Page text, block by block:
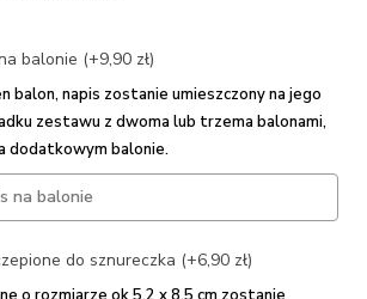
balonie (+9,90 zł)
balon, napis zostanie umieszczony na jego
zestawu z dwoma lub trzema balonami,
dodatkowym balonie.
do sznureczka (+6,90 zł)